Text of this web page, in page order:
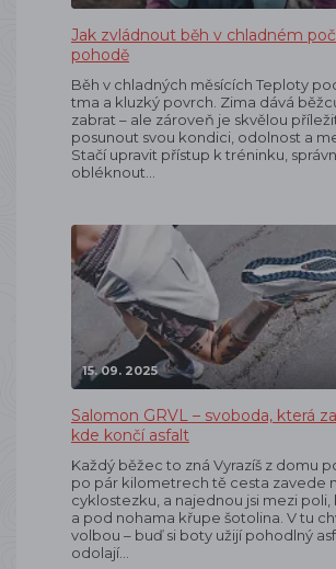
Jak zvládnout běh v chladném
pohodě
Běh v chladných měsících Teploty
tma a kluzký povrch. Zima dává
zabrat – ale zároveň je skvělou
posunout svou kondici, odolnost a
Stačí upravit přístup k tréninku,
obléknout…
15. 09. 2025
Salomon GRVL – svoboda, která
kde končí asfalt
Každý běžec to zná Vyrazíš z domu
po pár kilometrech tě cesta zavede
cyklostezku, a najednou jsi mezi poli,
a pod nohama křupe šotolina. V tu
volbou – buď si boty užijí pohodlný
odolají…